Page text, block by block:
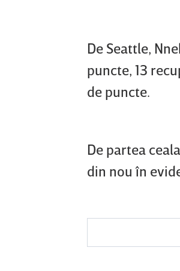
De Seattle,
puncte, 13
de puncte.
De partea
din nou în